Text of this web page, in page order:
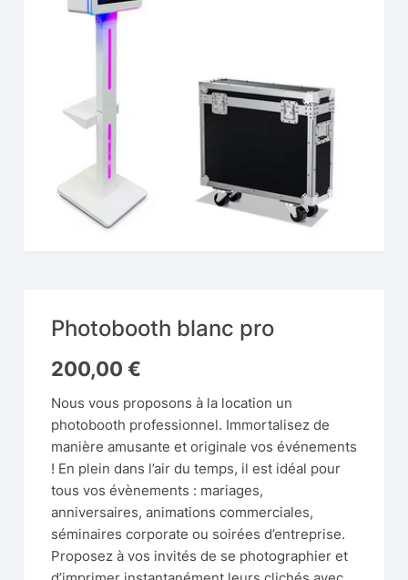
Photobooth blanc pro
200,00 €
Nous vous proposons à la location un
photobooth professionnel. Immortalisez de
manière amusante et originale vos événements
! En plein dans l’air du temps, il est idéal pour
tous vos évènements : mariages,
anniversaires, animations commerciales,
séminaires corporate ou soirées d’entreprise.
Proposez à vos invités de se photographier et